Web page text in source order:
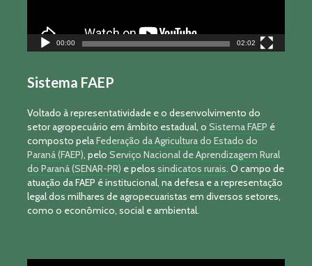
00:00 02:02
Sistema FAEP
Voltado à representatividade e o desenvolvimento do
setor agropecuário em âmbito estadual, o Sistema FAEP é
composto pelaFederação da Agricultura do Estado do
Paraná (FAEP), pelo Serviço Nacional de Aprendizagem Rural
do Paraná (SENAR-PR) e pelos sindicatos rurais. O campo de
atuação da FAEP é institucional, na defesa e a representação
legal dos milhares de agropecuaristas em diversos setores,
como o econômico, social e ambiental.